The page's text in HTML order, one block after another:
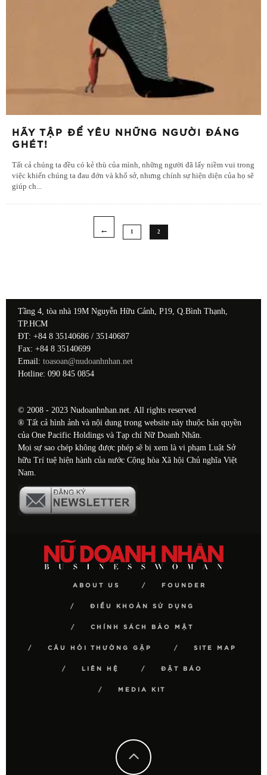
HÃY TẬP ĐỂ YÊU NHỮNG NGƯỜI ĐÁNG
GHÉT!
Tất cả chúng ta đều có kẻ thù của mình, những người đã lấy niềm vui trong
việc khiến chúng ta đau đớn và khổ sở, nhưng chính sự hiện diện của họ sẽ
giúp ch...
1 2
Tầng 4, tòa nhà 19M Nguyễn Hữu Cảnh, P19, Q.Bình Thạnh,
TP.HCM
ĐT: +84 8 35140686 / 35140687
Fax: +84 8 35140699
Email: toasoan@nudoanhnhan.net
Hotline: 090 845 0854
© 2008 - 2023 Nudoanhnhan.net. All rights reserved
® Tất cả hình ảnh và nội dung trong website này thuộc bản quyền
của One Pacific Holdings và Tạp chí Nữ Doanh Nhân.
Mọi sự sao chép không được phép sẽ bị xem là vi phạm Luật Sở
hữu Trí tuệ hiện hành của nước Cộng hòa Xã hội Chủ nghĩa Việt
Nam.
ABOUT US FOUNDER
ĐIỀU KHOẢN SỬ DỤNG
CHÍNH SÁCH BẢO MẬT
CÂU HỎI THƯỜNG GẶP SITE MAP
LIÊN HỆ ĐẶT BÁO
MEDIA KIT